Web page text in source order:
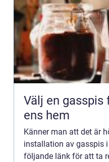
Välj en
ens hem
Känner man att det är
installation av gasspis
följande länk för att ta